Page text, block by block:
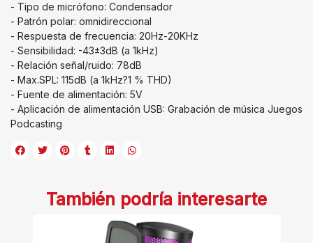
- Tipo de micrófono: Condensador
- Patrón polar: omnidireccional
- Respuesta de frecuencia: 20Hz-20KHz
- Sensibilidad: -43±3dB (a 1kHz)
- Relación señal/ruido: 78dB
- Max.SPL: 115dB (a 1kHz?1 % THD)
- Fuente de alimentación: 5V
- Aplicación de alimentación USB: Grabación de música Juegos
Podcasting
También podría interesarte